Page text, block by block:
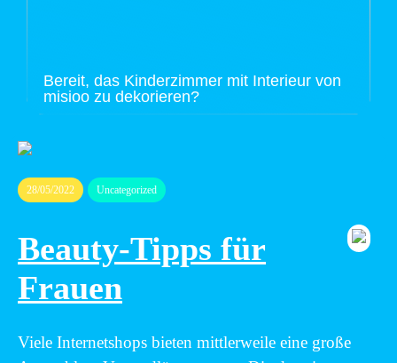
Bereit, das Kinderzimmer mit Interieur von
misioo zu dekorieren?
28/05/2022 Uncategorized
Beauty-Tipps für
Frauen
Viele Internetshops bieten mittlerweile eine große